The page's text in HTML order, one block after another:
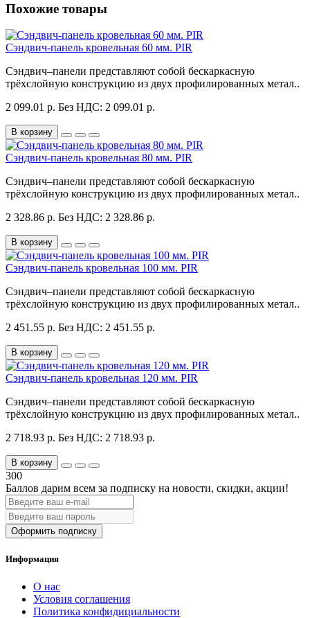
Похожие товары
Сэндвич-панель кровельная 60 мм. PIR
Сэндвич–панели представляют собой бескаркасную
трёхслойную конструкцию из двух профилированных метал..
2 099.01 р. Без НДС: 2 099.01 р.
В корзину
Сэндвич-панель кровельная 80 мм. PIR
Сэндвич–панели представляют собой бескаркасную
трёхслойную конструкцию из двух профилированных метал..
2 328.86 р. Без НДС: 2 328.86 р.
В корзину
Сэндвич-панель кровельная 100 мм. PIR
Сэндвич–панели представляют собой бескаркасную
трёхслойную конструкцию из двух профилированных метал..
2 451.55 р. Без НДС: 2 451.55 р.
В корзину
Сэндвич-панель кровельная 120 мм. PIR
Сэндвич–панели представляют собой бескаркасную
трёхслойную конструкцию из двух профилированных метал..
2 718.93 р. Без НДС: 2 718.93 р.
В корзину
300
Баллов дарим всем за подписку на новости, скидки, акции!
Оформить подписку
Информация
О нас
Условия соглашения
Политика конфидициальности